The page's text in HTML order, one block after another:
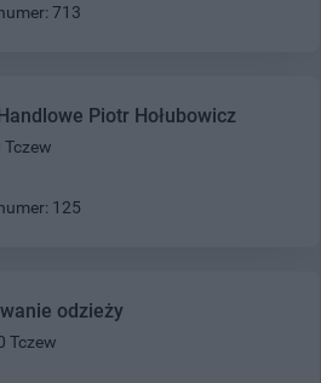
713
Piotr Hołubowicz
125
odzieży
Tczew